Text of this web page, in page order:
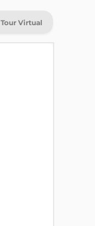
Tour Virtual